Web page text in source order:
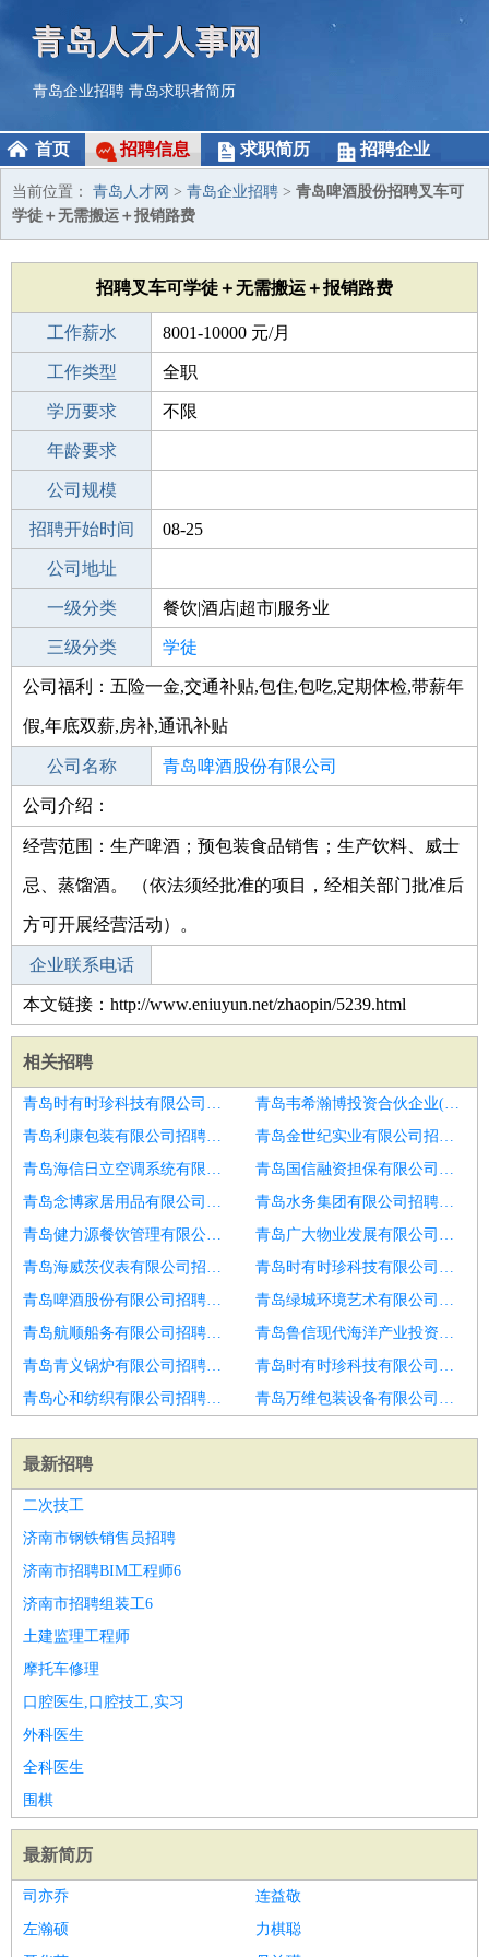
青岛人才人事网
青岛企业招聘 青岛求职者简历
首页 招聘信息 求职简历 招聘企业
当前位置： 青岛人才网 > 青岛企业招聘 > 青岛啤酒股份招聘叉车可
学徒＋无需搬运＋报销路费
招聘叉车可学徒＋无需搬运＋报销路费
工作薪水 8001-10000 元/月
招聘人数 若干
工作类型 全职
性别要求 -
学历要求 不限
工作经验
年龄要求
工作地点
公司规模
公司电话
招聘开始时间 08-25
招聘结束时间
公司地址
一级分类 餐饮|酒店|超市|服务业
二级分类 餐饮
三级分类 学徒
其他行业 咨询|法律|教育科研|翻译
公司福利：五险一金,交通补贴,包住,包吃,定期体检,带薪年
假,年底双薪,房补,通讯补贴
公司名称 青岛啤酒股份有限公司
公司类型
市)
公司介绍：
经营范围：生产啤酒；预包装食品销售；生产饮料、威士
忌、蒸馏酒。 （依法须经批准的项目，经相关部门批准后
方可开展经营活动）。
企业联系电话
本文链接：http://www.eniuyun.net/zhaopin/5239.html
相关招聘
青岛时有时珍科技有限公司招聘直接上岗＋无需搬运＋叉车学徒
青岛韦希瀚博投资合伙企业(有限合伙)招聘学徒
青岛利康包装有限公司招聘叉车可学徒＋无需搬运＋报销路费
青岛金世纪实业有限公司招聘货车修理工及学徒
青岛海信日立空调系统有限公司招聘招二保焊师傅学徒四百一天
青岛国信融资担保有限公司招聘冷库安装学徒
青岛念博家居用品有限公司招聘电脑维修带薪学徒
青岛水务集团有限公司招聘维保学徒
青岛健力源餐饮管理有限公司招聘叉车学徒＋有师傅带＋免费办证
青岛广大物业发展有限公司招聘江门新会睦州艺术漆学徒工
青岛海威茨仪表有限公司招聘工地学徒
青岛时有时珍科技有限公司招聘厂区面试＋当天入职＋叉车可学徒
青岛啤酒股份有限公司招聘生产管理人员。另招学徒。
青岛绿城环境艺术有限公司招聘不开车8000送货
青岛航顺船务有限公司招聘厂区面试＋当天入职＋叉车可学徒
青岛鲁信现代海洋产业投资基金(有限合伙)招聘厂区面试＋当天入职＋叉车可学徒
青岛青义锅炉有限公司招聘叉车可学徒＋无需搬运＋报销路费
青岛时有时珍科技有限公司招聘上瓷中工学徒
青岛心和纺织有限公司招聘学徒
青岛万维包装设备有限公司招聘学徒工
最新招聘
二次技工
济南市钢铁销售员招聘
济南市招聘BIM工程师6
济南市招聘组装工6
土建监理工程师
摩托车修理
口腔医生,口腔技工,实习
外科医生
全科医生
围棋
最新简历
司亦乔
连益敬
左瀚硕
力棋聪